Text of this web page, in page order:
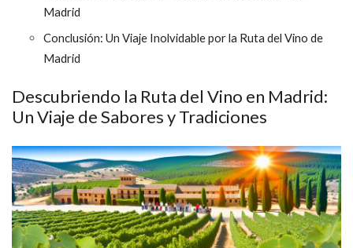
Madrid
Conclusión: Un Viaje Inolvidable por la Ruta del Vino de
Madrid
Descubriendo la Ruta del Vino en Madrid:
Un Viaje de Sabores y Tradiciones